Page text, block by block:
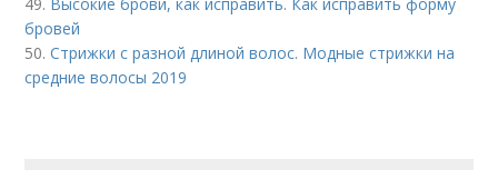
бровей
50.Стрижки с разной длиной волос. Модные стрижки на
средние волосы 2019